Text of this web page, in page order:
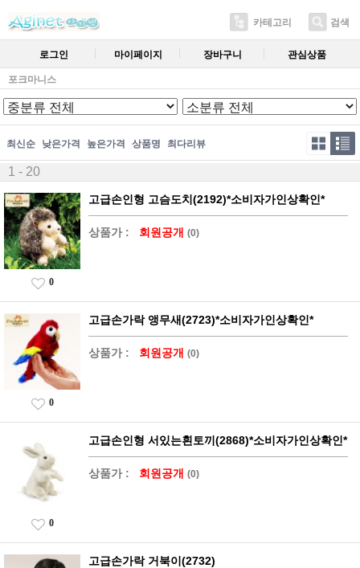
카테고리 검색
로그인 마이페이지 장바구니 관심상품
포크마니스
최신순 낮은가격 높은가격 상품명 최다리뷰
1 - 20
고급손인형 고슴도치(2192)*소비자가인상확인*
상품가 : 회원공개 (0)
0
고급손가락 앵무새(2723)*소비자가인상확인*
상품가 : 회원공개 (0)
0
고급손인형 서있는흰토끼(2868)*소비자가인상확인*
상품가 : 회원공개 (0)
0
고급손가락 거북이(2732)